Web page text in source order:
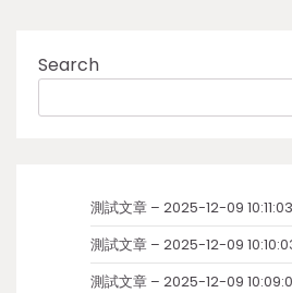
Search
測試文章 – 2025-12-09 10:11:03
測試文章 – 2025-12-09
測試文章 – 2025-12-09